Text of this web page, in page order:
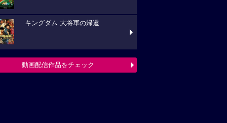
キングダム 大将軍の帰還
動画配信作品をチェック